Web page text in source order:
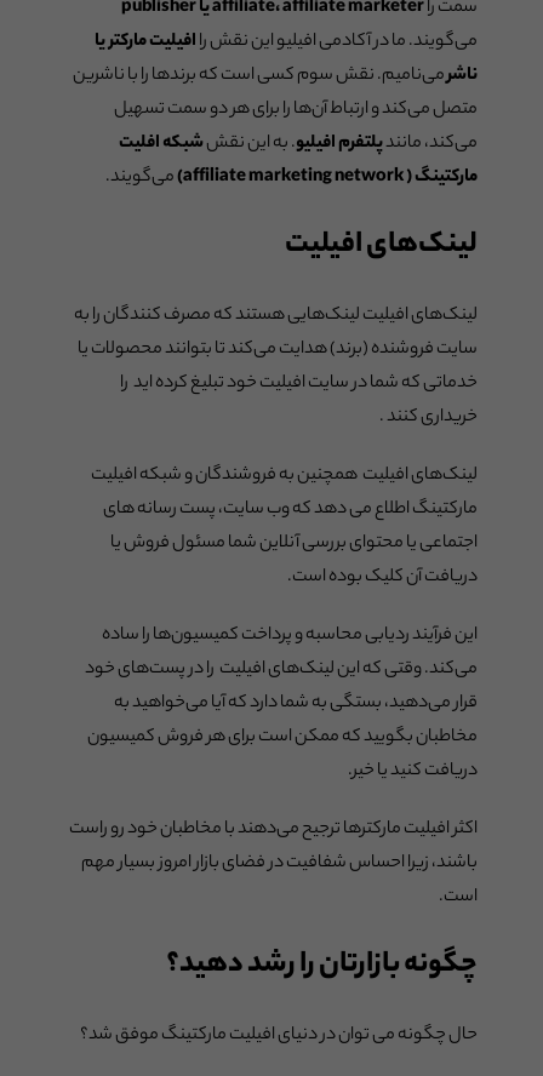
سمت راaffiliate، affiliate marketer یا publisher
می‌گویند. ما در آکادمی افیلیو این نقش راافیلیت مارکتر یا
ناشرمی‌نامیم. نقش سوم کسی است که برندها را با ناشرین
متصل می‌کند و ارتباط آن‌ها را برای هر دو سمت تسهیل
می‌کند، مانندپلتفرم افیلیو. به این نقششبکه افلیت
مارکتینگ ( affiliate marketing network)
می‌گویند.
لینک‌های افیلیت
لینک‌های افیلیت لینک‌هایی هستند که مصرف کنندگان را به
سایت فروشنده (برند) هدایت می‌کند تا بتوانند محصولات یا
خدماتی که شما در سایت افیلیت خود تبلیغ کرده اید را
خریداری کنند .
لینک‌های افیلیت همچنین به فروشندگان و شبکه افیلیت
مارکتینگ اطلاع می دهد که وب سایت، پست رسانه های
اجتماعی یا محتوای بررسی آنلاین شما مسئول فروش یا
دریافت آن کلیک بوده است.
این فرآیند ردیابی محاسبه و پرداخت کمیسیون‌ها را ساده
می‌کند. وقتی که این لینک‌های افیلیت را در پست‌های خود
قرار می‌دهید، بستگی به شما دارد که آیا می‌خواهید به
مخاطبان بگویید که ممکن است برای هر فروش کمیسیون
دریافت کنید یا خیر.
اکثر افیلیت مارکترها ترجیح می‌دهند با مخاطبان خود رو راست
باشند، زیرا احساس شفافیت در فضای بازار امروز بسیار مهم
است.
چگونه بازارتان را رشد دهید؟
حال چگونه می توان در دنیای افیلیت مارکتینگ موفق شد؟